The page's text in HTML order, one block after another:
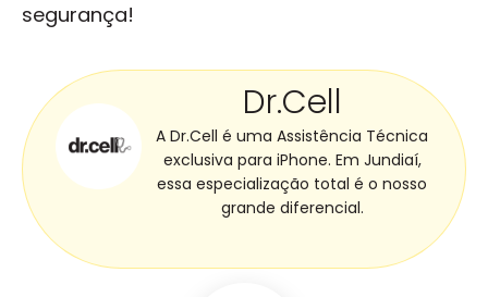
segurança!
Dr.Cell
A Dr.Cell é uma Assistência Técnica
exclusiva para iPhone. Em Jundiaí,
essa especialização total é o nosso
grande diferencial.